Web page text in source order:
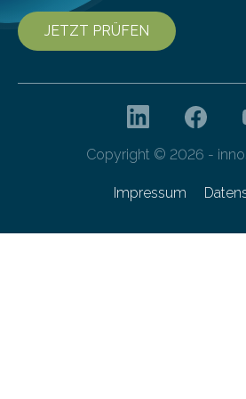
JETZT PRÜFEN
Copyright © 2026 -
Impressum